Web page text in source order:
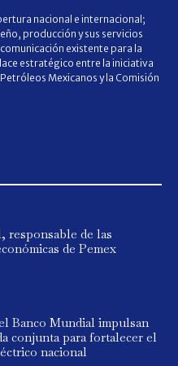
nacional e internacional;
producción y sus servicios
existente para la
estratégico entre la iniciativa
Mexicanos y la Comisión
responsable de las
de Pemex
Banco Mundial impulsan
conjunta para fortalecer el
nacional